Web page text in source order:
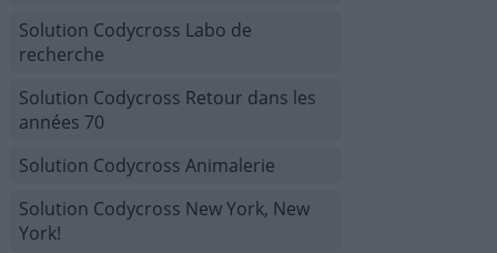
Solution Codycross Labo de
recherche
Solution Codycross Retour dans les
années 70
Solution Codycross Animalerie
Solution Codycross New York, New
York!